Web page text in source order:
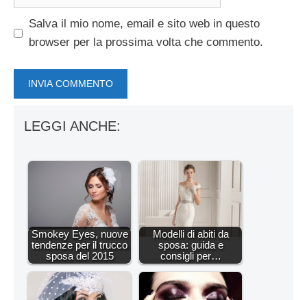
Salva il mio nome, email e sito web in questo
browser per la prossima volta che commento.
LEGGI ANCHE:
Smokey Eyes, nuove
tendenze per il trucco
sposa del 2015
Modelli di abiti da
sposa: guida e
consigli per…